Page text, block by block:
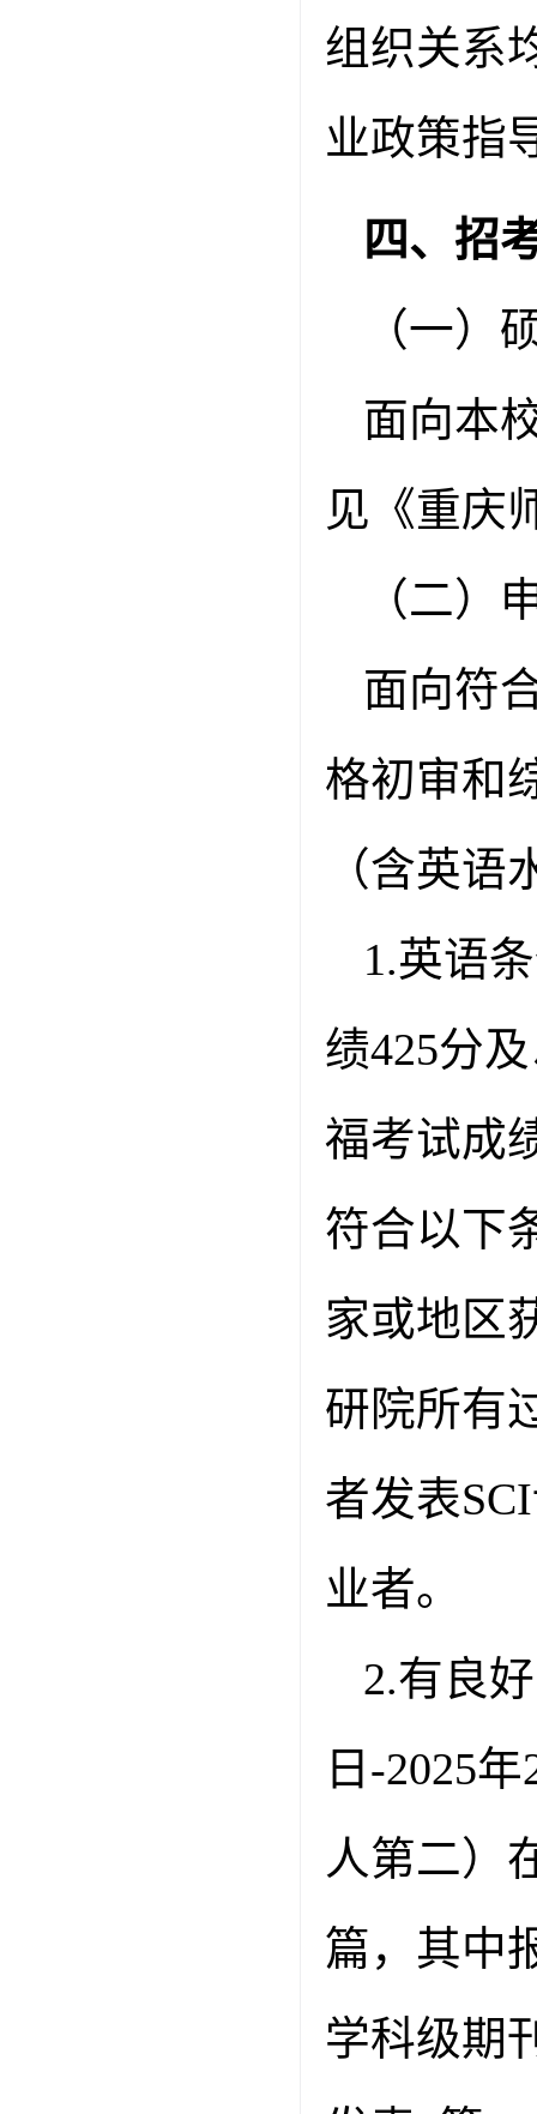
组织关系
业政策指
四、招
（一）
面向本
见《重庆
（二）
面向符
格初审和
（含英
1.英语
绩425分
福考试成
符合以下
家或地区
研院所有
者发表SCI
业者。
2.有良
日 -2025年
人第二）
篇，其中
学科级期